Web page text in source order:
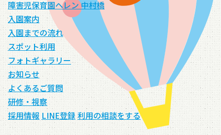
障害児保育園ヘレン 中村橋
入園案内
入園までの流れ
スポット利用
フォトギャラリー
お知らせ
よくあるご質問
研修・視察
採用情報 LINE登録 利用の相談をする